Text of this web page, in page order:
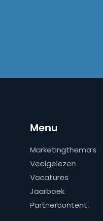
Menu
Marketingthema’s
Veelgelezen
Vacatures
Jaarboek
Partnercontent